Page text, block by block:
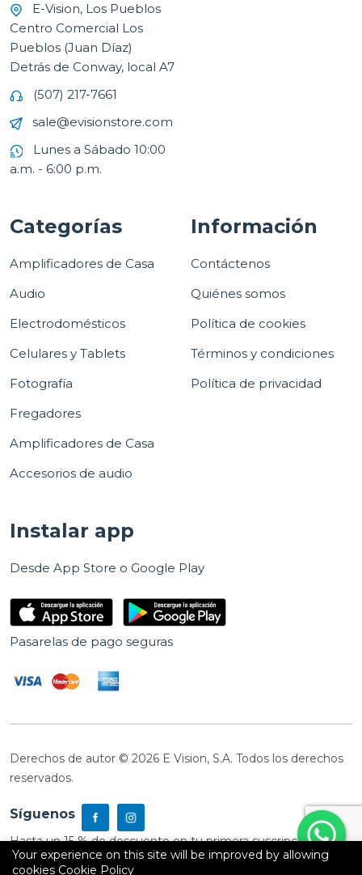
E-Vision, Los Pueblos
Centro Comercial Los
Pueblos (Juan Díaz)
Detrás de Conway, local A7
(507) 217-7661
sale@evisionstore.com
Lunes a Sábado 10:00
a.m. - 6:00 p.m.
Categorías
Amplificadores de Casa
Audio
Electrodomésticos
Celulares y Tablets
Fotografía
Fregadores
Amplificadores de Casa
Accesorios de audio
Información
Contáctenos
Quiénes somos
Política de cookies
Términos y condiciones
Política de privacidad
Instalar app
Desde App Store o Google Play
Pasarelas de pago seguras
Derechos de autor © 2026 E Vision, S.A. Todos los derechos
reservados.
Síguenos
Hasta un 15 % de descuento en tu primera suscripción
Your experience on this site will be improved by allowing
cookies Cookie Policy